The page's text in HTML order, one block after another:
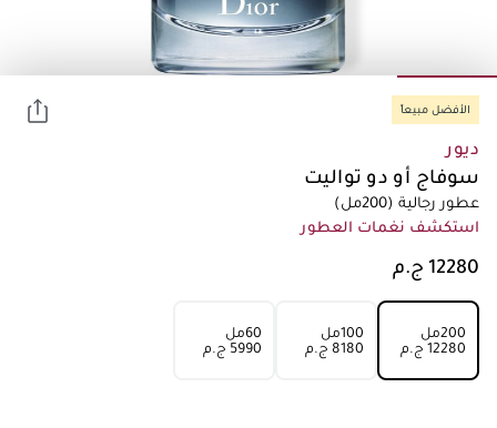
الأفضل مبيعاً
ديور
سوفاج أو دو تواليت
عطور رجالية (200مل)
استكشف نغمات العطور
200مل
⁦12280⁩ ج.م
100مل
⁦8180⁩ ج.م
60مل
⁦5990⁩ ج.م